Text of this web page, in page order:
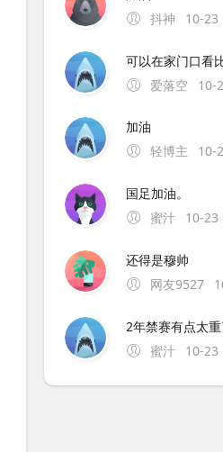
抖神
10-23
可以在家门口看
爱落空
10-
加油
轻博主
10-
国足加油。
蜜汁
10-23
还得是穆帅
网友9527
2年禁赛有点太
蜜汁
10-23